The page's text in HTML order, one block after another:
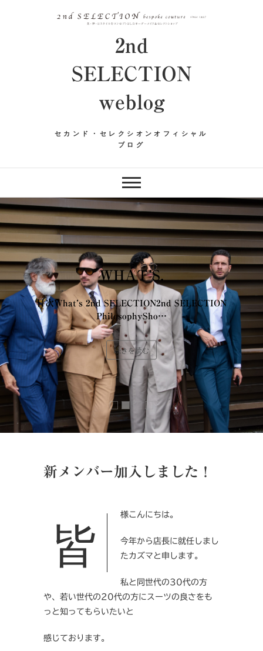
2nd
SELECTION
weblog
セカンド・セレクシオンオフィシャル
ブログ
WHAT’S.
目次What’s 2nd SELECTION2nd SELECTION
PhilosophySho…
続きを読む
新メンバー加入しました！
皆様こんにちは。
今年から店長に就任しまし
たカズマと申します。
私と同世代の30代の方
や、若い世代の20代の方にスーツの良さをも
っと知ってもらいたいと
感じております。